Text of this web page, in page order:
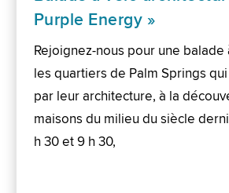
Purple Energy »
Rejoignez-nous pour une balade
les quartiers de Palm Springs
par leur architecture, à la
maisons du milieu du siècle
h 30 et 9 h 30,